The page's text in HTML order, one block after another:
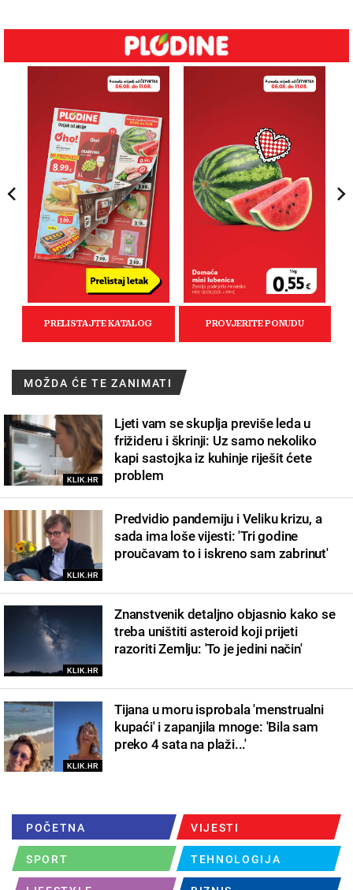
MOŽDA ĆE TE ZANIMATI
KLIK.HR
Ljeti vam se skuplja previše leda u
frižideru i škrinji: Uz samo nekoliko
kapi sastojka iz kuhinje riješit ćete
problem
KLIK.HR
Predvidio pandemiju i Veliku krizu, a
sada ima loše vijesti: 'Tri godine
proučavam to i iskreno sam zabrinut'
KLIK.HR
Znanstvenik detaljno objasnio kako se
treba uništiti asteroid koji prijeti
razoriti Zemlju: 'To je jedini način'
KLIK.HR
Tijana u moru isprobala 'menstrualni
kupaći' i zapanjila mnoge: 'Bila sam
preko 4 sata na plaži...'
POČETNA VIJESTI
SPORT TEHNOLOGIJA